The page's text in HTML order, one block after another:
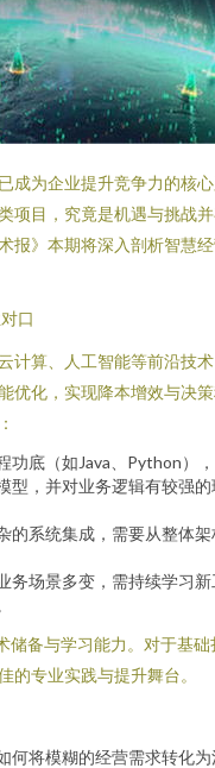
成为企业提升竞争力的核
项目，究竟是机遇与挑战
报》本期将深入剖析智慧
口
计算、人工智能等前沿技
优化，实现降本增效与决
功底（如Java、Python）
型，并对业务逻辑有较强的
的系统集成，需要从整体
务场景多变，需持续学习
储备与学习能力。对于基础
的专业实践与提升舞台。
何将模糊的经营需求转化为